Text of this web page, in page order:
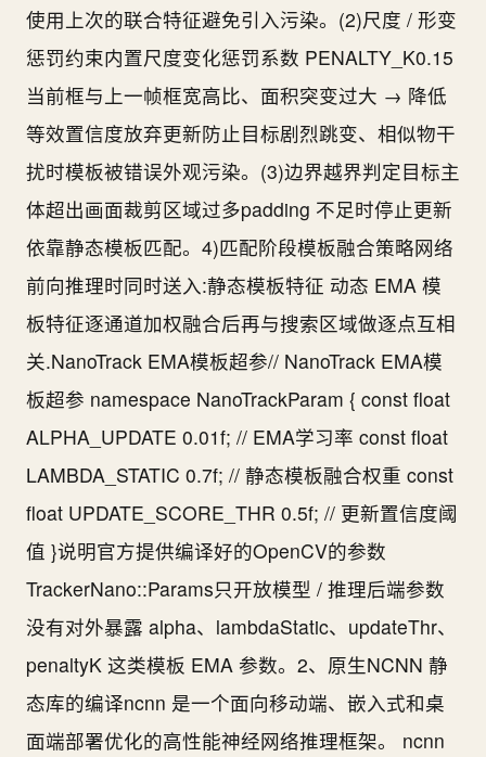
使用上次的联合特征避免引入污染。(2)尺度 / 形变
惩罚约束内置尺度变化惩罚系数 PENALTY_K0.15
当前框与上一帧框宽高比、面积突变过大 → 降低
等效置信度放弃更新防止目标剧烈跳变、相似物干
扰时模板被错误外观污染。(3)边界越界判定目标主
体超出画面裁剪区域过多padding 不足时停止更新
依靠静态模板匹配。4)匹配阶段模板融合策略网络
前向推理时同时送入:静态模板特征 动态 EMA 模
板特征逐通道加权融合后再与搜索区域做逐点互相
关.NanoTrack EMA模板超参// NanoTrack EMA模
板超参 namespace NanoTrackParam { const float
ALPHA_UPDATE 0.01f; // EMA学习率 const float
LAMBDA_STATIC 0.7f; // 静态模板融合权重 const
float UPDATE_SCORE_THR 0.5f; // 更新置信度阈
值 }说明官方提供编译好的OpenCV的参数
TrackerNano::Params只开放模型 / 推理后端参数
没有对外暴露 alpha、lambdaStatic、updateThr、
penaltyK 这类模板 EMA 参数。2、原生NCNN 静
态库的编译ncnn 是一个面向移动端、嵌入式和桌
面端部署优化的高性能神经网络推理框架。 ncnn